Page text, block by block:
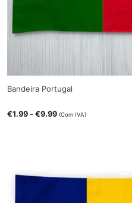
Bandeira Portugal
€1.99 -€9.99 (Com IVA)